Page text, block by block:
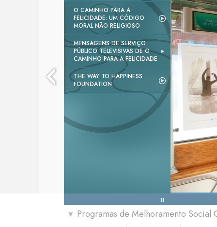
O CAMINHO PARA A
FELICIDADE: UM CÓDIGO
MORAL NÃO RELIGIOSO
MENSAGENS DE SERVIÇO
PÚBLICO TELEVISIVAS DE O
CAMINHO PARA A FELICIDADE
THE WAY TO HAPPINESS
FOUNDATION
▼ Programas de Melhoramento